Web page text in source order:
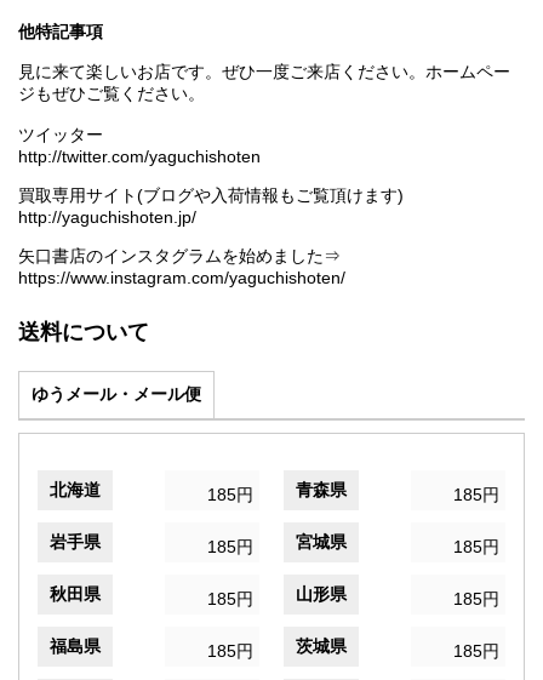
他特記事項
見に来て楽しいお店です。ぜひ一度ご来店ください。ホームペー
ジもぜひご覧ください。
ツイッター
http://twitter.com/yaguchishoten
買取専用サイト(ブログや入荷情報もご覧頂けます)
http://yaguchishoten.jp/
矢口書店のインスタグラムを始めました⇒
https://www.instagram.com/yaguchishoten/
送料について
ゆうメール・メール便
北海道 185円 青森県 185円
岩手県 185円 宮城県 185円
秋田県 185円 山形県 185円
福島県 185円 茨城県 185円